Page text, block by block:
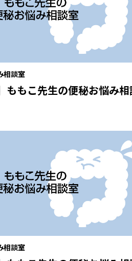
相談室
ももこ先生の便秘お悩み
相談室